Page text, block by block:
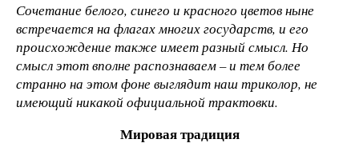
Сочетание белого, синего и красного цветов ныне
встречается на флагах многих государств, и его
происхождение также имеет разный смысл. Но
смысл этот вполне распознаваем – и тем более
странно на этом фоне выглядит наш триколор, не
имеющий никакой официальной трактовки.
Мировая традиция